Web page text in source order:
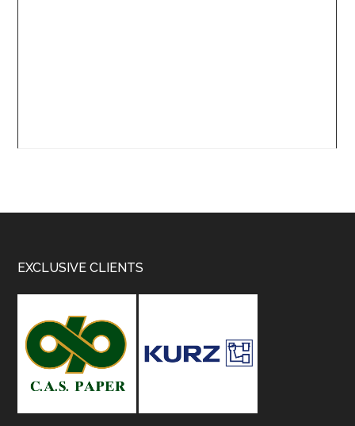
Footer
EXCLUSIVE CLIENTS